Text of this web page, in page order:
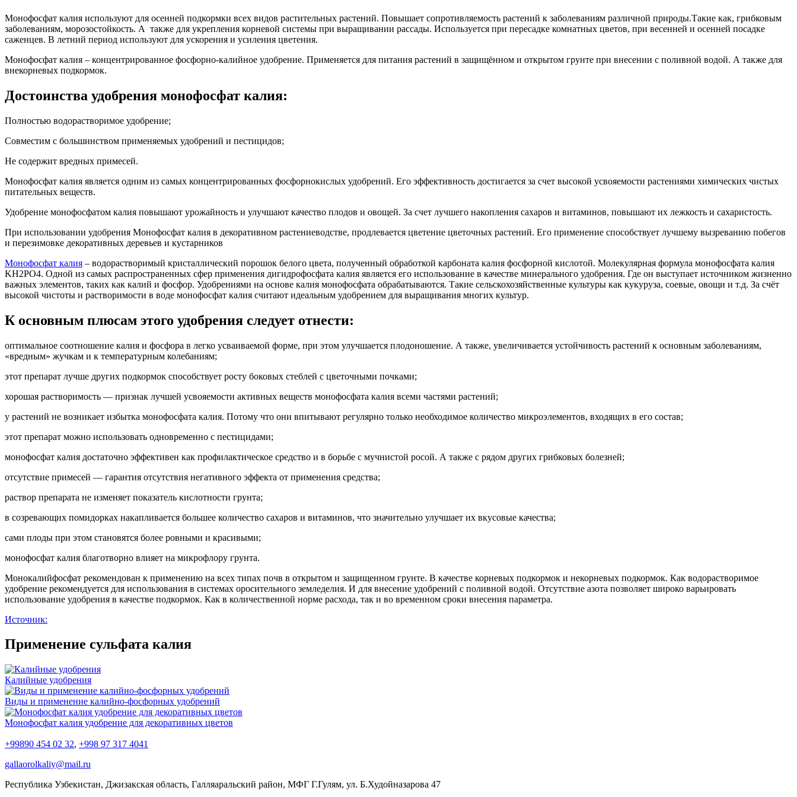
Монофосфат калия используют для осенней подкормки всех видов растительных растений. Повышает сопротивляемость растений к заболеваниям различной природы.Такие как, грибковым
заболеваниям, морозостойкость. А также для укрепления корневой системы при выращивании рассады. Используется при пересадке комнатных цветов, при весенней и осенней посадке
саженцев. В летний период используют для ускорения и усиления цветения.
Монофосфат калия – концентрированное фосфорно-калийное удобрение. Применяется для питания растений в защищённом и открытом грунте при внесении с поливной водой. А также для
внекорневых подкормок.
Достоинства удобрения монофосфат калия:
Полностью водорастворимое удобрение;
Совместим с большинством применяемых удобрений и пестицидов;
Не содержит вредных примесей.
Монофосфат калия является одним из самых концентрированных фосфорнокислых удобрений. Его эффективность достигается за счет высокой усвояемости растениями химических чистых
питательных веществ.
Удобрение монофосфатом калия повышают урожайность и улучшают качество плодов и овощей. За счет лучшего накопления сахаров и витаминов, повышают их лежкость и сахаристость.
При использовании удобрения Монофосфат калия в декоративном растениеводстве, продлевается цветение цветочных растений. Его применение способствует лучшему вызреванию побегов
и перезимовке декоративных деревьев и кустарников
Монофосфат калия – водорастворимый кристаллический порошок белого цвета, полученный обработкой карбоната калия фосфорной кислотой. Молекулярная формула монофосфата калия
KH2PO4. Одной из самых распространенных сфер применения дигидрофосфата калия является его использование в качестве минерального удобрения. Где он выступает источником жизненно
важных элементов, таких как калий и фосфор. Удобрениями на основе калия монофосфата обрабатываются. Такие сельскохозяйственные культуры как кукуруза, соевые, овощи и т.д. За счёт
высокой чистоты и растворимости в воде монофосфат калия считают идеальным удобрением для выращивания многих культур.
К основным плюсам этого удобрения следует отнести:
оптимальное соотношение калия и фосфора в легко усваиваемой форме, при этом улучшается плодоношение. А также, увеличивается устойчивость растений к основным заболеваниям,
«вредным» жучкам и к температурным колебаниям;
этот препарат лучше других подкормок способствует росту боковых стеблей с цветочными почками;
хорошая растворимость — признак лучшей усвояемости активных веществ монофосфата калия всеми частями растений;
у растений не возникает избытка монофосфата калия. Потому что они впитывают регулярно только необходимое количество микроэлементов, входящих в его состав;
этот препарат можно использовать одновременно с пестицидами;
монофосфат калия достаточно эффективен как профилактическое средство и в борьбе с мучнистой росой. А также с рядом других грибковых болезней;
отсутствие примесей — гарантия отсутствия негативного эффекта от применения средства;
раствор препарата не изменяет показатель кислотности грунта;
в созревающих помидорках накапливается большее количество сахаров и витаминов, что значительно улучшает их вкусовые качества;
сами плоды при этом становятся более ровными и красивыми;
монофосфат калия благотворно влияет на микрофлору грунта.
Монокалийфосфат рекомендован к применению на всех типах почв в открытом и защищенном грунте. В качестве корневых подкормок и некорневых подкормок. Как водорастворимое
удобрение рекомендуется для использования в системах оросительного земледелия. И для внесение удобрений с поливной водой. Отсутствие азота позволяет широко варьировать
использование удобрения в качестве подкормок. Как в количественной норме расхода, так и во временном сроки внесения параметра.
Источник:
Применение сульфата калия
Калийные удобрения
Виды и применение калийно-фосфорных удобрений
Монофосфат калия удобрение для декоративных цветов
+99890 454 02 32, +998 97 317 4041
gallaorolkaliy@mail.ru
Республика Узбекистан, Джизакская область, Галляаральский район, МФГ Г.Гулям, ул. Б.Худойназарова 47